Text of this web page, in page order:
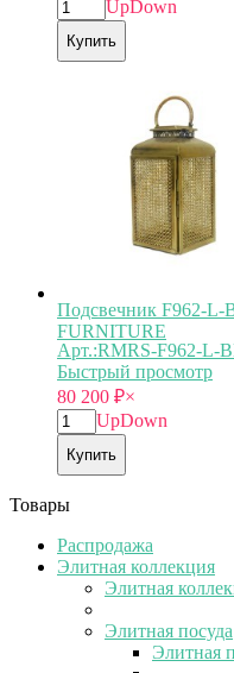
UpDown
Купить
Подсвечник F962-L-
FURNITURE
Арт.:RMRS-F962-L-
Быстрый просмотр
80 200 ₽×
UpDown
Купить
Товары
Распродажа
Элитная коллекция
Элитная
Элитная посуда
Элитная